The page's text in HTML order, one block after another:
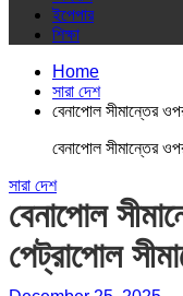
ইপেপার
শিক্ষা
Home
সারা দেশ
বেনাপোল সীমান্তের
বেনাপোল সীমান্তের
সারা দেশ
বেনাপোল
পেট্রাপোল